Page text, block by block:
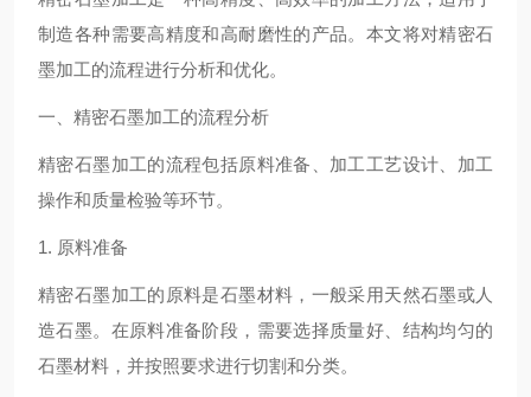
制造各种需要高精度和高耐磨性的产品。本文将对精密石
墨加工的流程进行分析和优化。
一、精密石墨加工的流程分析
精密石墨加工的流程包括原料准备、加工工艺设计、加工
操作和质量检验等环节。
1. 原料准备
精密石墨加工的原料是石墨材料，一般采用天然石墨或人
造石墨。在原料准备阶段，需要选择质量好、结构均匀的
石墨材料，并按照要求进行切割和分类。